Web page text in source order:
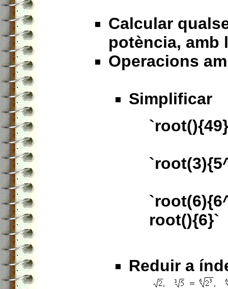
Calcular
potència, amb
Operacions
Simplificar
root(){6}`
Reduir a